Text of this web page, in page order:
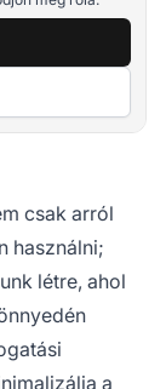
csak arról
használni;
létre, ahol
a